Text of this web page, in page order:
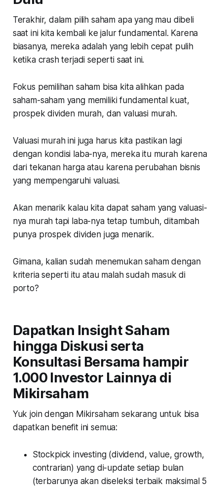
Terakhir, dalam pilih saham apa yang mau dibeli
saat ini kita kembali ke jalur fundamental. Karena
biasanya, mereka adalah yang lebih cepat pulih
ketika crash terjadi seperti saat ini.
Fokus pemilihan saham bisa kita alihkan pada
saham-saham yang memiliki fundamental kuat,
prospek dividen murah, dan valuasi murah.
Valuasi murah ini juga harus kita pastikan lagi
dengan kondisi laba-nya, mereka itu murah karena
dari tekanan harga atau karena perubahan bisnis
yang mempengaruhi valuasi.
Akan menarik kalau kita dapat saham yang valuasi-
nya murah tapi laba-nya tetap tumbuh, ditambah
punya prospek dividen juga menarik.
Gimana, kalian sudah menemukan saham dengan
kriteria seperti itu atau malah sudah masuk di
porto?
Dapatkan Insight Saham
hingga Diskusi serta
Konsultasi Bersama hampir
1.000 Investor Lainnya di
Mikirsaham
Yuk join dengan Mikirsaham sekarang untuk bisa
dapatkan benefit ini semua:
Stockpick investing (dividend, value, growth,
contrarian) yang di-update setiap bulan
(terbarunya akan diseleksi terbaik maksimal 5